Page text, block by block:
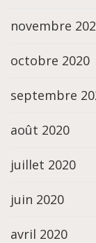
novembre
octobre 2020
septembre
août 2020
juillet 2020
juin 2020
avril 2020